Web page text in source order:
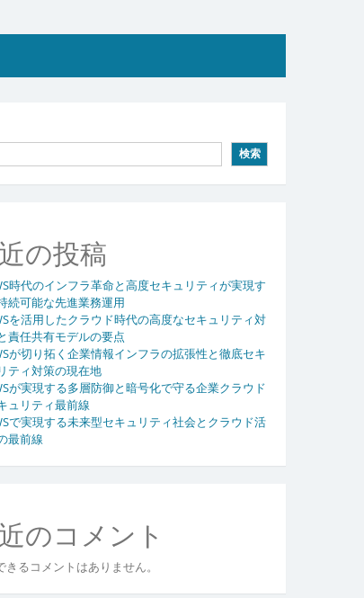
検索
の投稿
時代のインフラ革命と高度セキュリティが実現す
続可能な先進業務運用
を活用したクラウド時代の高度なセキュリティ対
責任共有モデルの要点
が切り拓く企業情報インフラの拡張性と徹底セキ
ティ対策の現在地
が実現する多層防御と暗号化で守る企業クラウド
ュリティ最前線
で実現する未来型セキュリティ社会とクラウド活
最前線
のコメント
きるコメントはありません。